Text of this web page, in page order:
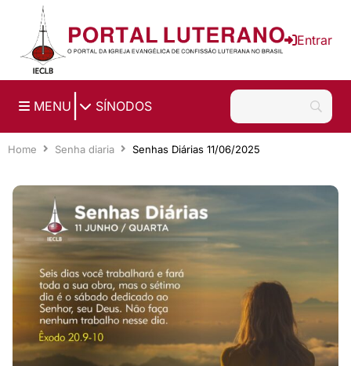
Ir para o conteúdo principal
Entrar
MENU SÍNODOS
Home Senha diaria Senhas Diárias 11/06/2025